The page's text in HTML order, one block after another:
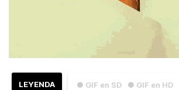
● GIF en SD ● GIF en HD
LEYENDA